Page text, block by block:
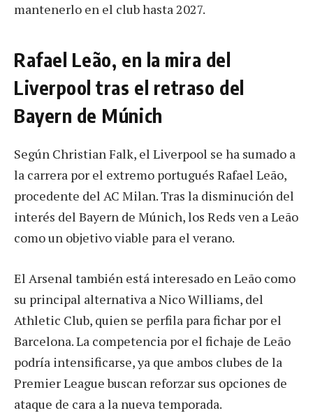
mantenerlo en el club hasta 2027.
Rafael Leão, en la mira del
Liverpool tras el retraso del
Bayern de Múnich
Según Christian Falk, el Liverpool se ha sumado a
la carrera por el extremo portugués Rafael Leão,
procedente del AC Milan. Tras la disminución del
interés del Bayern de Múnich, los Reds ven a Leão
como un objetivo viable para el verano.
El Arsenal también está interesado en Leão como
su principal alternativa a Nico Williams, del
Athletic Club, quien se perfila para fichar por el
Barcelona. La competencia por el fichaje de Leão
podría intensificarse, ya que ambos clubes de la
Premier League buscan reforzar sus opciones de
ataque de cara a la nueva temporada.